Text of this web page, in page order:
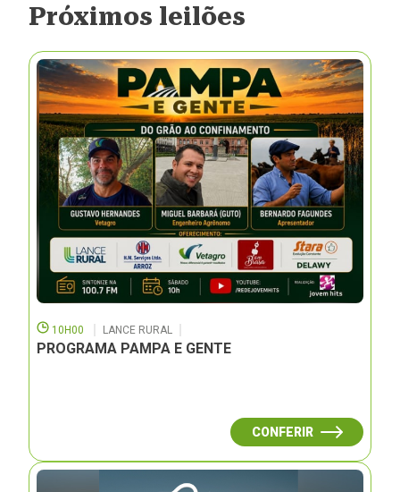
Próximos leilões
10H00 LANCE RURAL
PROGRAMA PAMPA E GENTE
CONFERIR